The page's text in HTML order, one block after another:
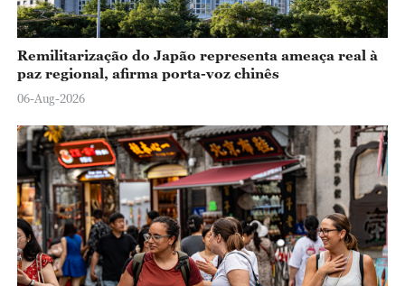
Remilitarização do Japão representa ameaça real à
paz regional, afirma porta-voz chinês
06-Aug-2026